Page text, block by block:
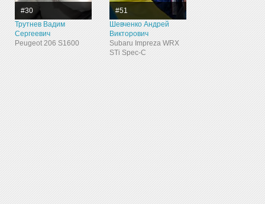
Трутнев Вадим
Сергеевич
Peugeot 206 S1600
#30
Шевченко Андрей
Викторович
Subaru Impreza WRX
STi Spec-C
#51